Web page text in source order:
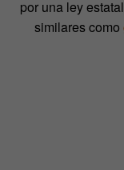
por una ley
similares como